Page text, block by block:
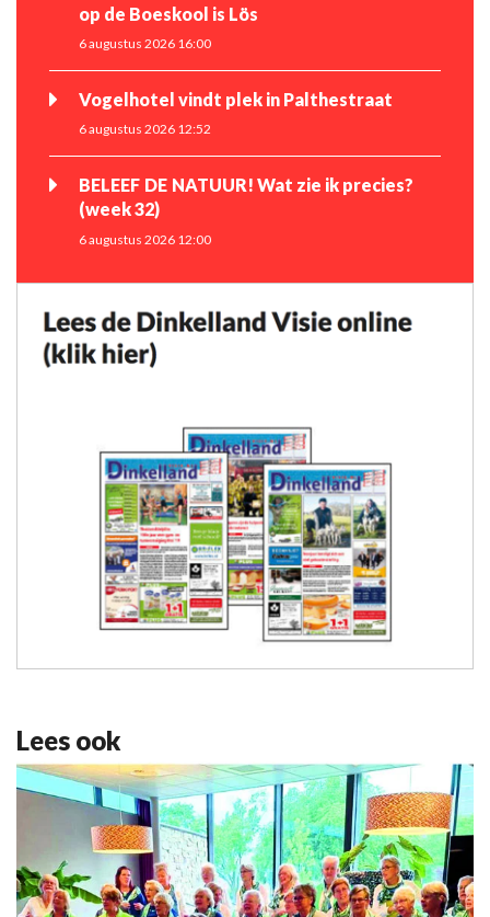
op de Boeskool is Lös
6 augustus 2026 16:00
Vogelhotel vindt plek in Palthestraat
6 augustus 2026 12:52
BELEEF DE NATUUR! Wat zie ik precies?
(week 32)
6 augustus 2026 12:00
Lees ook